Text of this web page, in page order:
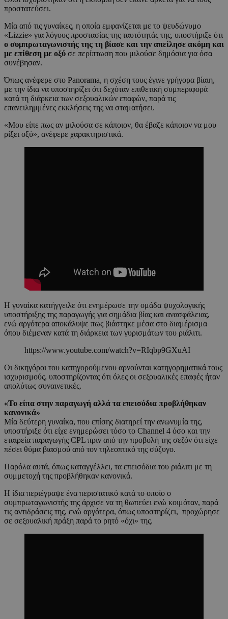
προστατεύσει.
Μία από τις γυναίκες, η οποία εμφανίζεται με το ψευδώνυμο
«Lizzie» για λόγους προστασίας της ταυτότητάς της, υποστήριξε ότι
ο συμπρωταγωνιστής της τη βίασε και την απείλησε ακόμη και
με επίθεση με οξύ σε περίπτωση που μιλούσε δημόσια για όσα
συνέβησαν.
Όπως ανέφερε στο Panorama, η σχέση τους έγινε γρήγορα βίαιη,
με την ίδια να υποστηρίζει ότι δεχόταν επιθετική συμπεριφορά
κατά τη διάρκεια των σεξουαλικών επαφών, παρά τις
επανειλημμένες εκκλήσεις της να σταματήσει.
«Μου είπε πως αν μιλούσα σε κάποιον, θα έβαζε κάποιον να μου
ρίξει οξύ», ανέφερε χαρακτηριστικά.
Η γυναίκα κατήγγειλε ότι ενημέρωσε την ομάδα ψυχολογικής
υποστήριξης της παραγωγής για σημάδια βίας και ανασφάλειας,
ενώ αργότερα αποκάλυψε πως βιάστηκε μέσα στο διαμέρισμα
όπου διέμεναν κατά τη διάρκεια των γυρισμάτων του ριάλιτι.
https://www.youtube.com/watch?v=RIqbp9GXuAI
Οι δικηγόροι του κατηγορούμενου αρνούνται κατηγορηματικά τους
ισχυρισμούς, υποστηρίζοντας ότι όλες οι σεξουαλικές επαφές ήταν
απολύτως συναινετικές.
«Το είπα στην παραγωγή αλλά τα επεισόδια προβλήθηκαν
κανονικά»
Μία δεύτερη γυναίκα, που επίσης διατηρεί την ανωνυμία της,
υποστήριξε ότι είχε ενημερώσει τόσο το Channel 4 όσο και την
εταιρεία παραγωγής CPL πριν από την προβολή της σεζόν ότι είχε
πέσει θύμα βιασμού από τον τηλεοπτικό της σύζυγο.
Παρόλα αυτά, όπως καταγγέλλει, τα επεισόδια του ριάλιτι με τη
συμμετοχή της προβλήθηκαν κανονικά.
Η ίδια περιέγραψε ένα περιστατικό κατά το οποίο ο
συμπρωταγωνιστής της άρχισε να τη θωπεύει ενώ κοιμόταν, παρά
τις αντιδράσεις της, ενώ αργότερα, όπως υποστηρίζει, προχώρησε
σε σεξουαλική πράξη παρά το ρητό «όχι» της.